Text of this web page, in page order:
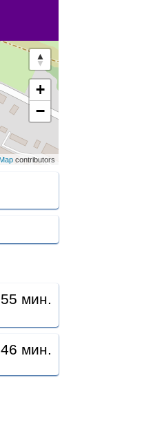
+
−
contributors
мин.
мин.